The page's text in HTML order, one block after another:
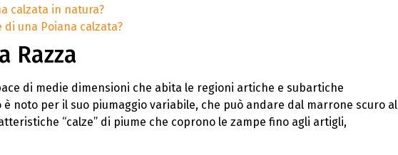
calzata in natura?
di una Poiana calzata?
Razza
di medie dimensioni che abita le regioni artiche e subartiche
noto per il suo piumaggio variabile, che può andare dal marrone scuro al
“calze” di piume che coprono le zampe fino agli artigli,